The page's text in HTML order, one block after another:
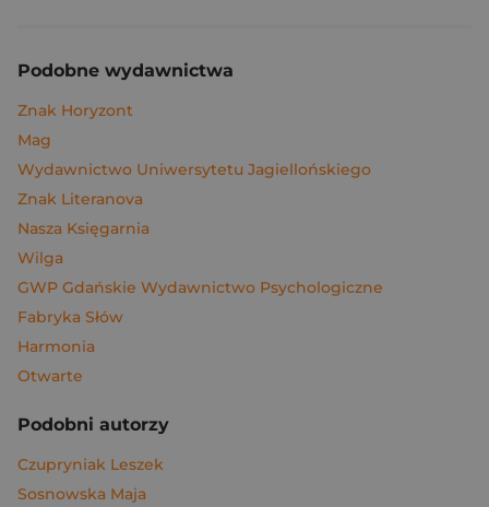
Podobne wydawnictwa
Znak Horyzont
Mag
Wydawnictwo Uniwersytetu Jagiellońskiego
Znak Literanova
Nasza Księgarnia
Wilga
GWP Gdańskie Wydawnictwo Psychologiczne
Fabryka Słów
Harmonia
Otwarte
Podobni autorzy
Czupryniak Leszek
Sosnowska Maja